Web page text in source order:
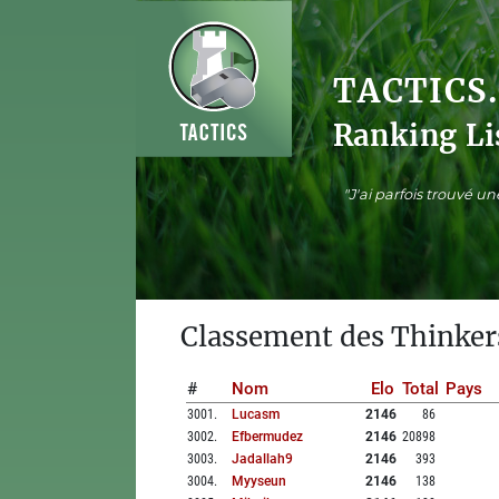
Ranking
"J'ai parfois trouvé
Classement des
# Nom Elo Total Pays
3001 . Lucasm 2146
86
3002. Efbermudez 2146 20898
3003. Jadallah9 2146
393
3004. Myyseun 2146
138